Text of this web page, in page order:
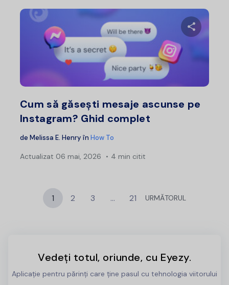
Cum să găsești mesaje ascunse pe
Instagram? Ghid complet
de Melissa E. Henry în How To
Actualizat 06 mai, 2026 4 min citit
1 2 3 … 21 URMĂTORUL
Vedeți totul, oriunde, cu Eyezy.
Aplicație pentru părinți care ține pasul cu tehnologia viitorului